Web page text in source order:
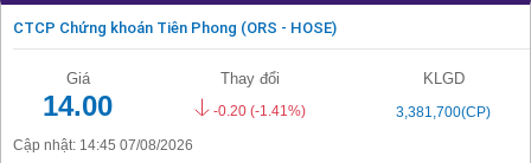
CTCP Chứng khoán Tiên Phong (ORS - HOSE)
Giá Thay đổi KLGD
14.00 -0.20 (-1.41%)
3,381,700(CP)
Cập nhật: 14:45 07/08/2026